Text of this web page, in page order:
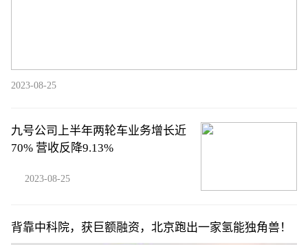
2023-08-25
九号公司上半年两轮车业务增长近
70% 营收反降9.13%
2023-08-25
背靠中科院，获巨额融资，北京跑出一家氢能独角兽！